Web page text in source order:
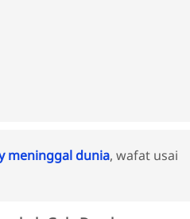
meninggal dunia, wafat usai